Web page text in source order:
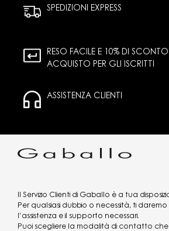
SPEDIZIONI EXPRESS
RESO FACILE E 10% DI
ACQUISTO PER GLI ISCRITTI
ASSISTENZA CLIENTI
Il Servizio Clienti di Gaballo è a tua
Per qualsiasi dubbio o necessità, ti
l’assistenza e il supporto necessari.
Puoi scegliere la modalità di contatto che